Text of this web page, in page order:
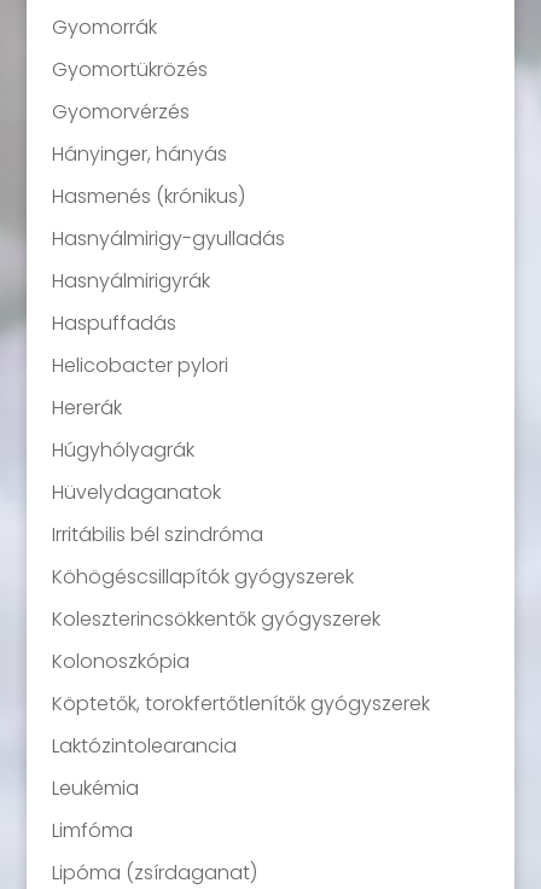
Gyomorrák
Gyomortükrözés
Gyomorvérzés
Hányinger, hányás
Hasmenés (krónikus)
Hasnyálmirigy-gyulladás
Hasnyálmirigyrák
Haspuffadás
Helicobacter pylori
Hererák
Húgyhólyagrák
Hüvelydaganatok
Irritábilis bél szindróma
Köhögéscsillapítók gyógyszerek
Koleszterincsökkentők gyógyszerek
Kolonoszkópia
Köptetők, torokfertőtlenítők gyógyszerek
Laktózintolearancia
Leukémia
Limfóma
Lipóma (zsírdaganat)